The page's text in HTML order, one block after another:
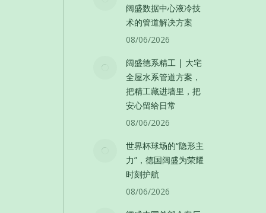
阔盛数据中心液冷技
术的管道解决方案
08/06/2026
阔盛德系精工 | 大宅
全屋水系管道方案，
把精工藏进墙里，把
安心留给日常
08/06/2026
世界杯球场的“隐形主
力”，德国阔盛为荣耀
时刻护航
08/06/2026